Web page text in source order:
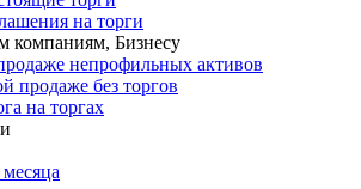
на торги
компаниям, Бизнесу
непрофильных активов
продаже без торгов
на торгах